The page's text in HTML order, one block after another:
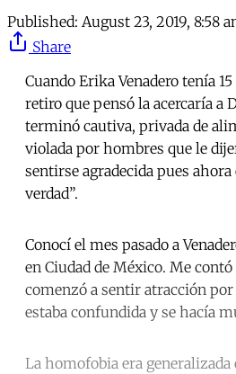
Published: August 23, 2019, 8:58
Share
Cuando Erika Venadero tenía
retiro que pensó la acercaría a
terminó cautiva, privada de
violada por hombres que le
sentirse agradecida pues
verdad”.
Conocí el mes pasado a
en Ciudad de México. Me
comenzó a sentir atracción por
estaba confundida y se hacía
La homofobia era